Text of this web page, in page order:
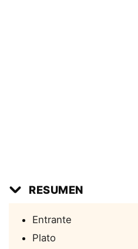
RESUMEN
Entrante
Plato